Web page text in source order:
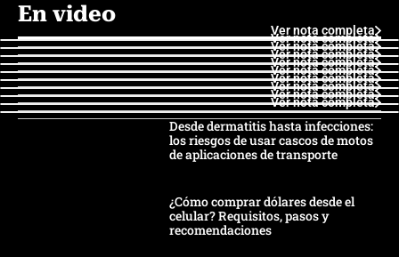
En video
Ver nota completa
Ver nota completa
Ver nota completa
Ver nota completa
Ver nota completa
Ver nota completa
Ver nota completa
Ver nota completa
Ver nota completa
Ver nota completa
Desde dermatitis hasta infecciones:
los riesgos de usar cascos de motos
de aplicaciones de transporte
¿Cómo comprar dólares desde el
celular? Requisitos, pasos y
recomendaciones